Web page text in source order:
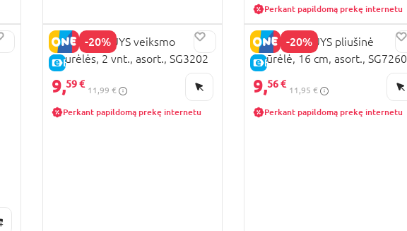
Perkant papildomą prekę internetu
-20%
E-KAINA
STUMBLE GUYS veiksmo
figurėlės, 2 vnt., asort., SG3202
9,59 €
11,99 €
Perkant papildomą prekę internetu
-20%
E-KAINA
STUMBLE GUYS pliušinė
figūrėlė, 16 cm, asort., SG7260
9,56 €
11,95 €
Perkant papildomą prekę internetu